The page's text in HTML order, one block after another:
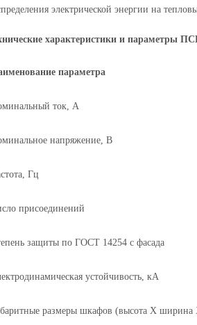
электрической энергии на
характеристики и параметры
параметра
ток, А
напряжение, В
Гц
присоединений
защиты по ГОСТ 14254 с фасада
устойчивость, кА
размеры шкафов (высота Х